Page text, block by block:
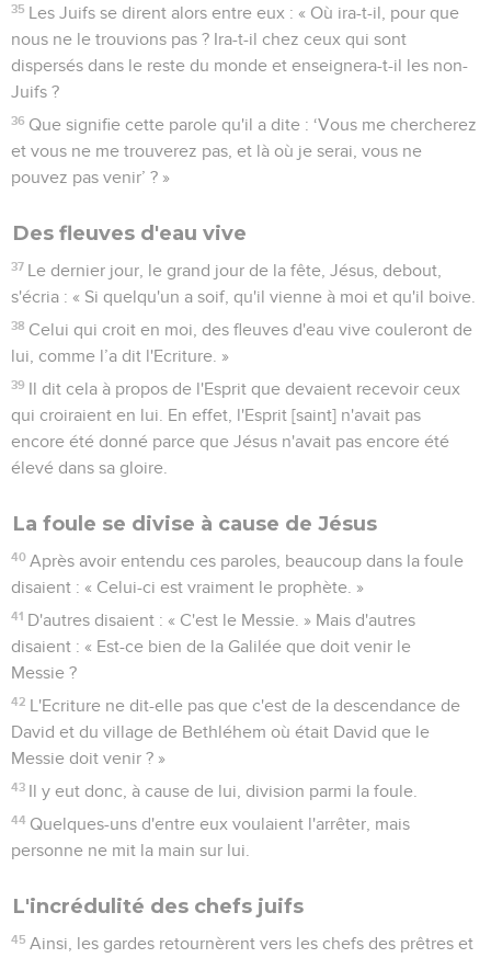
35 Les Juifs se dirent alors entre eux : « Où ira-t-il, pour que
nous ne le trouvions pas ? Ira-t-il chez ceux qui sont
dispersés dans le reste du monde et enseignera-t-il les non-
Juifs ?
36 Que signifie cette parole qu'il a dite : ‘Vous me chercherez
et vous ne me trouverez pas, et là où je serai, vous ne
pouvez pas venir’ ? »
Des fleuves d'eau vive
37 Le dernier jour, le grand jour de la fête, Jésus, debout,
s'écria : « Si quelqu'un a soif, qu'il vienne à moi et qu'il boive.
38 Celui qui croit en moi, des fleuves d'eau vive couleront de
lui, comme l’a dit l'Ecriture. »
39 Il dit cela à propos de l'Esprit que devaient recevoir ceux
qui croiraient en lui. En effet, l'Esprit [saint] n'avait pas
encore été donné parce que Jésus n'avait pas encore été
élevé dans sa gloire.
La foule se divise à cause de Jésus
40 Après avoir entendu ces paroles, beaucoup dans la foule
disaient : « Celui-ci est vraiment le prophète. »
41 D'autres disaient : « C'est le Messie. » Mais d'autres
disaient : « Est-ce bien de la Galilée que doit venir le
Messie ?
42 L'Ecriture ne dit-elle pas que c'est de la descendance de
David et du village de Bethléhem où était David que le
Messie doit venir ? »
43 Il y eut donc, à cause de lui, division parmi la foule.
44 Quelques-uns d'entre eux voulaient l'arrêter, mais
personne ne mit la main sur lui.
L'incrédulité des chefs juifs
45 Ainsi, les gardes retournèrent vers les chefs des prêtres et